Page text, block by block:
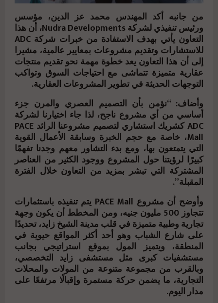
من جانبه أكد المهندس محمد عز الدين، مؤسس
ورئيس تنفيذي لشركة Nudra Developments، أن هذا
التعاون يأتي بهدف الاستفادة من خبرات شركة ADC
للاستشارات وتقديم مشروعات بمعايير عالمية، مشيرا
إلى أن هذا التعاون يعد خطوة مهمة نحو تقديم منتجات
عقارية متميزة تتماشى مع احتياجات السوق وتواكب
التوجهات الحديثة في تطوير المشروعات العقارية.
وأضاف: “نؤمن بأن التصميم العصري والمرن جزء
أساسي من أي مشروع ناجح، لذا جاء اختيارنا لشركة
ADC كشريك استشاري لتصميم مشروعنا الرائد PACE
Mall، خاصة مع حجم الخبرة وسابقة الأعمال القوية
التي يتمتعون بها، ومع بدء التشاور معهم وجدنا تفهمًا
كبيرًا لرؤيتنا حول المشروع ووجود الكثير من العناصر
المشتركة التي تبشر بمزيد من التعاون خلال الفترة
المقبلة”.
وأوضح أن مشروع PACE Mall يتم تنفيذه باستثمارات
تتجاوز 500 مليون جنيه، ومن المخطط أن يكون وجهة
تجارية وطبية متميزة في قلب مدينة الشيخ زايد، تحديدًا
على شارع الشباب وهو أحد أكثر المواقع حيوية في
المنطقة، ويتميز المول بموقع استراتيجي بجانب
مستشفيات كبرى مثل مستشفى زايد التخصصي،
وبالقرب من مجموعة متنوعة من المولات والمحلات
التجارية، ما يضمن حركة مستمرة وإقبالًا مرتفعًا على
مدار اليوم.